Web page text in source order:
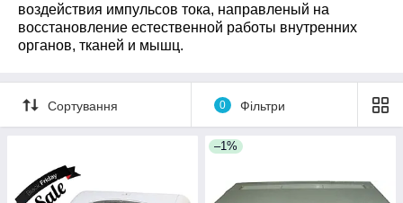
воздействия импульсов тока, направленый на
восстановление естественной работы внутренних
органов, тканей и мышц.
Сортування 0 Фільтри
–1%